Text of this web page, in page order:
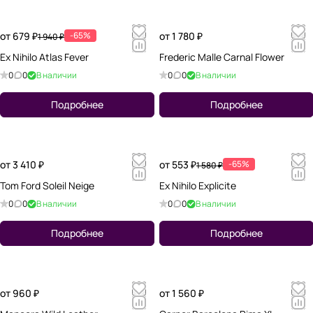
от 679 ₽1 940 ₽ -65%
Ex Nihilo Atlas Fever
0 0 В наличии
Подробнее
от 1 780 ₽
Frederic Malle Carnal Flower
0 0 В наличии
Подробнее
от 3 410 ₽
Tom Ford Soleil Neige
0 0 В наличии
Подробнее
от 553 ₽1 580 ₽ -65%
Ex Nihilo Explicite
0 0 В наличии
Подробнее
от 960 ₽
от 1 560 ₽